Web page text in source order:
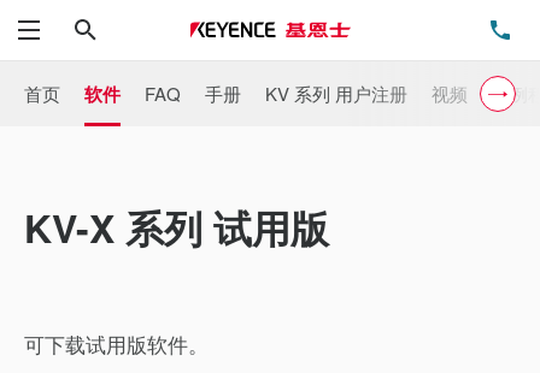
菜单
首页 软件 FAQ 手册 KV 系列 用户注册 视频 样例
KV-X 系列 试用版
可下载试用版软件。